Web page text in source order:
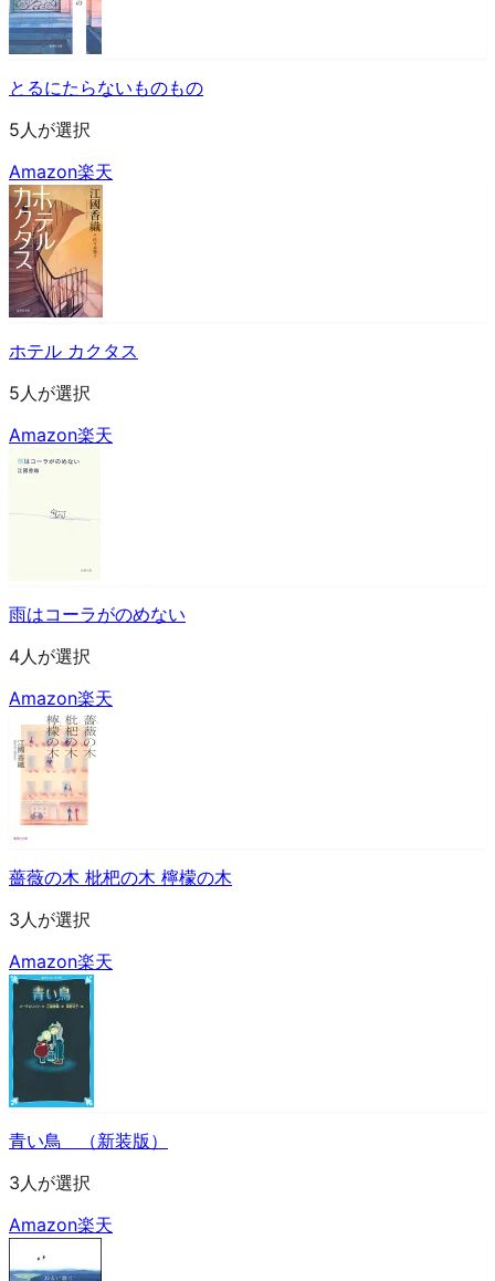
とるにたらないものもの
5人が選択
Amazon楽天
ホテル カクタス
5人が選択
Amazon楽天
雨はコーラがのめない
4人が選択
Amazon楽天
薔薇の木 枇杷の木 檸檬の木
3人が選択
Amazon楽天
青い鳥 （新装版）
3人が選択
Amazon楽天